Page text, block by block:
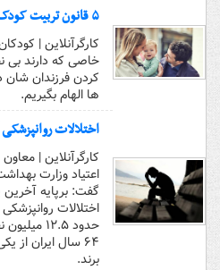
۵ قانون تربیت کودک که باید از ژاپنی ها بیاموزیم
کارگرآنلاین |
خاصی که دارند
کردن فرزندان شان
ها الهام بگیریم.
اختلالات روانپزشکی گریبان
کارگرآنلاین |
اعتیاد وزارت
گفت: برپایه
۶۴ سال ایران از
برند.